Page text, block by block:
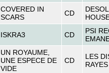
COVERED IN
SCARS
CD
ISKRA3 CD
PSI
UN ROYAUME,
UNE ESPECE DE
VIDE
CD
LES
RAYES